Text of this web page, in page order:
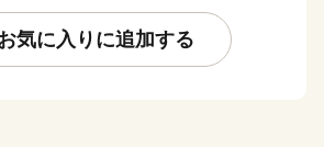
に発展し、明治35年に「佐世保村」か
市」となりました。
気に入りに追加する